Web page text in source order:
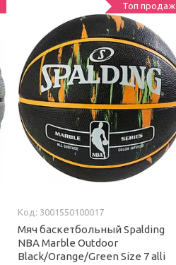
Топ продаж
3001550100017
Мяч баскетбольный Spalding
NBA Marble Outdoor
Black/Orange/Green Size 7 alli